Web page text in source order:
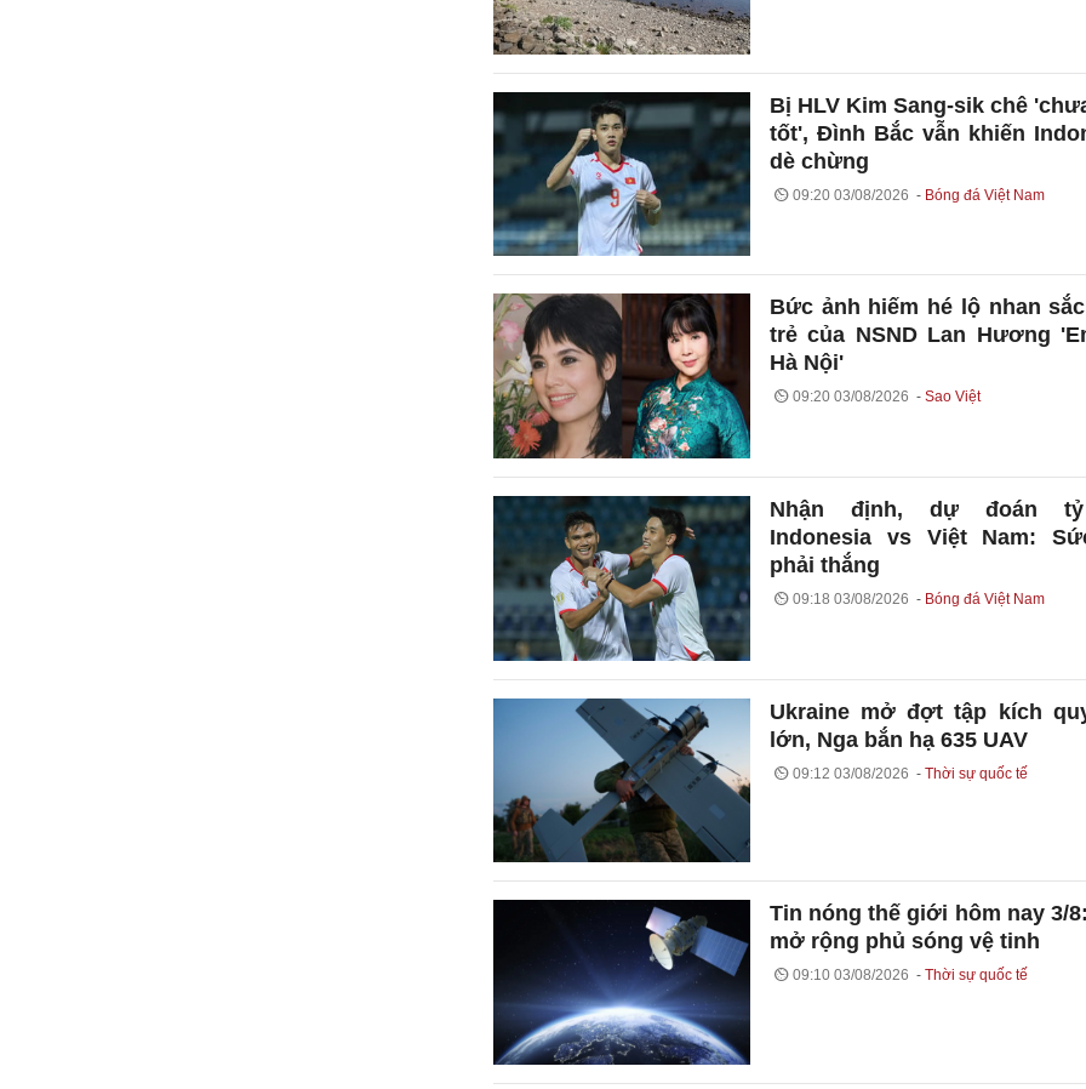
Bị HLV Kim Sang-sik chê
tốt', Đình Bắc vẫn khiến
dè chừng
09:20 03/08/2026 Bóng đá Việt Nam
Bức ảnh hiếm hé lộ nhan
trẻ của NSND Lan Hương
Hà Nội'
09:20 03/08/2026 Sao Việt
Nhận định, dự đoán
Indonesia vs Việt Nam:
phải thắng
09:18 03/08/2026 Bóng đá Việt Nam
Ukraine mở đợt tập kích
lớn, Nga bắn hạ 635 UAV
09:12 03/08/2026 Thời sự quốc tế
Tin nóng thế giới hôm nay 3/
mở rộng phủ sóng vệ tinh
09:10 03/08/2026 Thời sự quốc tế